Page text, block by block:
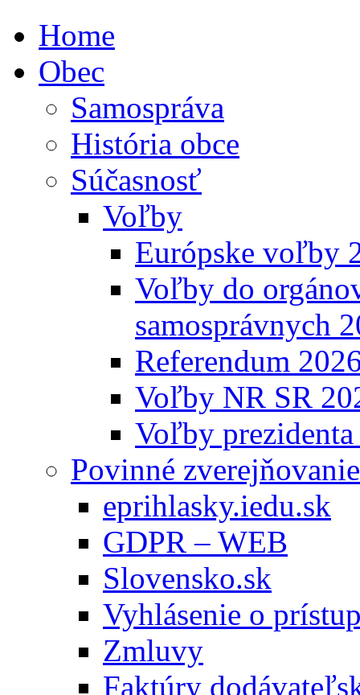
Home
Obec
Samospráva
História obce
Súčasnosť
Voľby
Európske voľby
Voľby do
samosprávnych
Referendum
Voľby NR SR
Voľby
Povinné zverejňovanie
eprihlasky.iedu.sk
GDPR – WEB
Slovensko.sk
Vyhlásenie o
Zmluvy
Faktúry